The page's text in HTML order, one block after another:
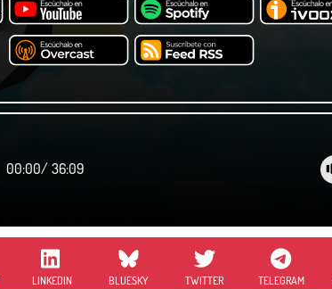
00:00/ 36:09
LINKEDIN BLUESKY TWITTER TELEGRAM